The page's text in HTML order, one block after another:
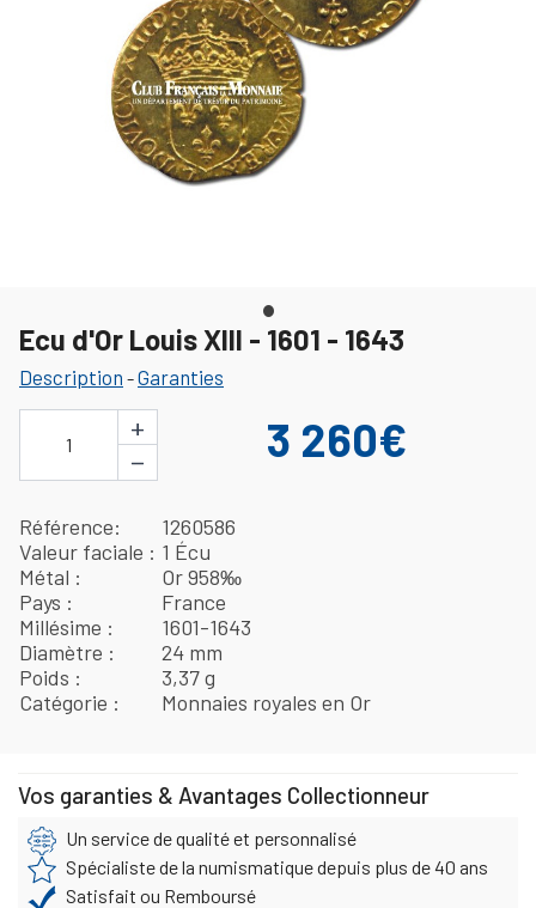
Ecu d'Or Louis XIII - 1601 - 1643
Description -Garanties
1
+
−
3 260€
Référence
1260586
Valeur faciale
1 Écu
Métal
Or 958‰
Pays
France
Millésime
1601-1643
Diamètre
24 mm
Poids
3,37 g
Catégorie
Monnaies royales en Or
Vos garanties & Avantages Collectionneur
Un service de qualité et personnalisé
Spécialiste de la numismatique depuis plus de 40 ans
Satisfait ou Remboursé